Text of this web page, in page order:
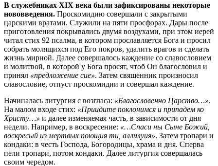
В служебниках XIX века были зафиксированы некоторые
нововведения. Проскомидию совершали с закрытыми
царскими вратами. Служили на пяти просфорах. Дары после
приготовления покрывались двумя воздухами, при этом иерей
читал стих 92 псалма, в котором прославляется Бога и просил
собрать молящихся под Его покров, удалить врагов и сделать
жизнь мирной. Далее совершалось каждение со славословием
и молитвой, в которой у Бога просят, чтоб Он благословил и
принял «предложение сие». Затем священник произносил
славословие, отпуст проскомидии и совершал каждение.
Начиналась литургия с возгласа: «Благословенно Царство…».
На малом входе стих: «Приидите поклонимся и припадем ко
Христу…» и далее изменяемая часть, в зависимости от дня
недели. Например, в воскресение: «…Спаси ны Сыне Божий,
воскресый из мертвых поющия ти, аллилуия». Затем тропари и
кондаки: в честь Господа, Богородицы, храма и дня. Сперва
пели тропари, потом кондаки. Далее литургия совершалась
своим чередом.